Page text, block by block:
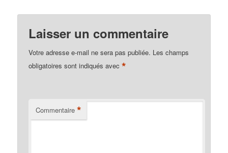
Laisser un commentaire
Votre adresse e-mail ne sera pas publiée. Les champs
obligatoires sont indiqués avec*
Commentaire *